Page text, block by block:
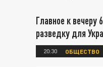
Главное к вечеру
разведку для
20:30 ОБЩЕСТВО